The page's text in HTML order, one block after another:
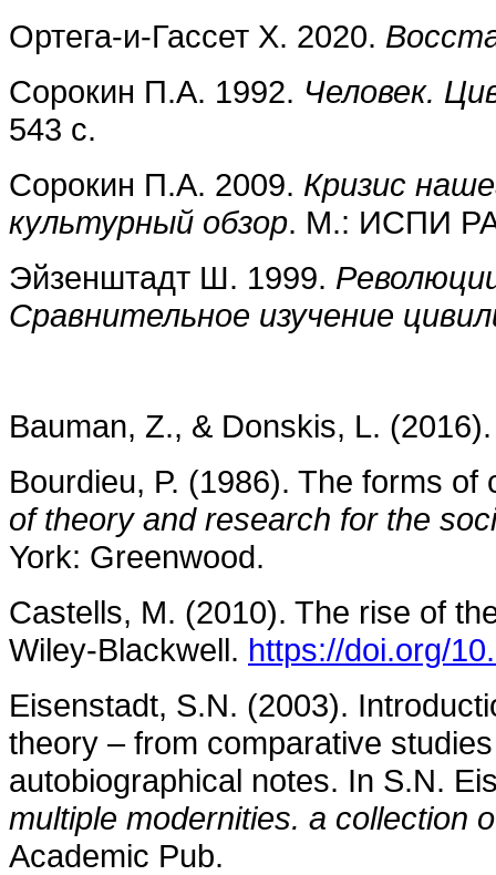
Ортега-и-Гассет Х. 2020.
Сорокин П.А. 1992. Человек.
543 с.
Сорокин П.А. 2009. Кризис
культурный обзор. М.: ИСПИ
Эйзенштадт Ш. 1999.
Сравнительное изучение
Bauman, Z., & Donskis, L.
Bourdieu, P. (1986). The forms
of theory and research for the
York: Greenwood.
Castells, M. (2010). The rise of
Wiley-Blackwell. https://doi.org/
Eisenstadt, S.N. (2003).
theory – from comparative
autobiographical notes. In S.N.
multiple modernities. a collection
Academic Pub.